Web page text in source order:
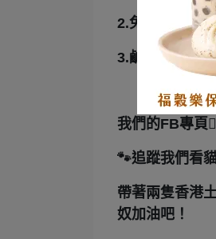
2.免運組合：
3.鹹甜口味免
我們的FB專頁
🐾追蹤我們看
帶著兩隻香港
奴加油吧！